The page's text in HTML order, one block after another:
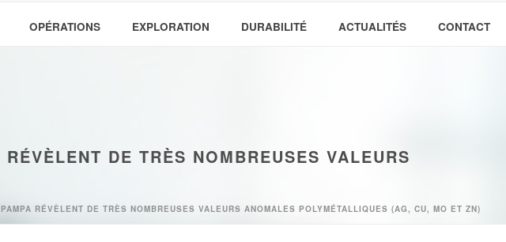
OPÉRATIONS EXPLORATION DURABILITÉ ACTUALITÉS CONTACT
DE TRÈS NOMBREUSES VALEURS
RÉVÈLENT DE TRÈS NOMBREUSES VALEURS ANOMALES POLYMÉTALLIQUES (AG, CU, MO ET ZN)